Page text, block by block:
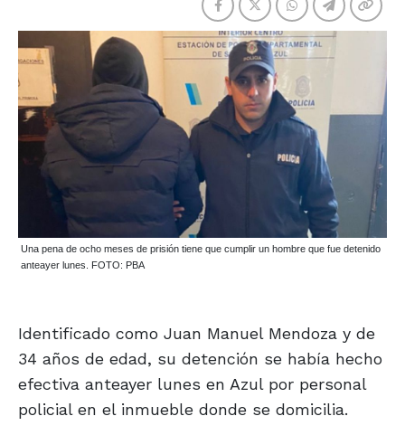
Una pena de ocho meses de prisión tiene que cumplir un hombre que fue detenido
anteayer lunes. FOTO: PBA
Identificado como Juan Manuel Mendoza y de
34 años de edad, su detención se había hecho
efectiva anteayer lunes en Azul por personal
policial en el inmueble donde se domicilia.